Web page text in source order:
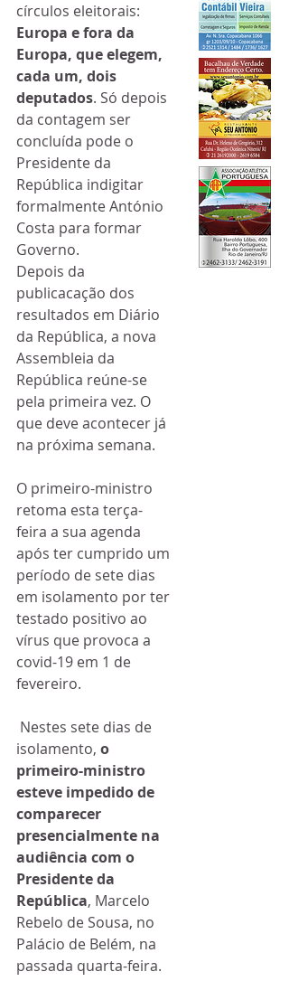
círculos eleitorais:
Europa e fora da
Europa, que elegem,
cada um, dois
deputados. Só depois
da contagem ser
concluída pode o
Presidente da
República indigitar
formalmente António
Costa para formar
Governo.
Depois da
publicacação dos
resultados em Diário
da República, a nova
Assembleia da
República reúne-se
pela primeira vez. O
que deve acontecer já
na próxima semana.
O primeiro-ministro
retoma esta terça-
feira a sua agenda
após ter cumprido um
período de sete dias
em isolamento por ter
testado positivo ao
vírus que provoca a
covid-19 em 1 de
fevereiro.
isolamento, o
primeiro-ministro
esteve impedido de
comparecer
presencialmente na
audiência com o
Presidente da
República, Marcelo
Rebelo de Sousa, no
Palácio de Belém, na
passada quarta-feira.